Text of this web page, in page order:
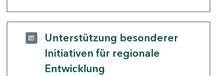
Unterstützung besonderer
Initiativen für regionale
Entwicklung